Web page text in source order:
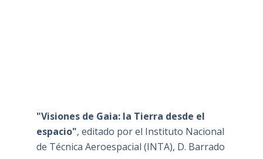
"Visiones de Gaia: la Tierra desde el
espacio", editado por el Instituto Nacional
de Técnica Aeroespacial (INTA), D. Barrado